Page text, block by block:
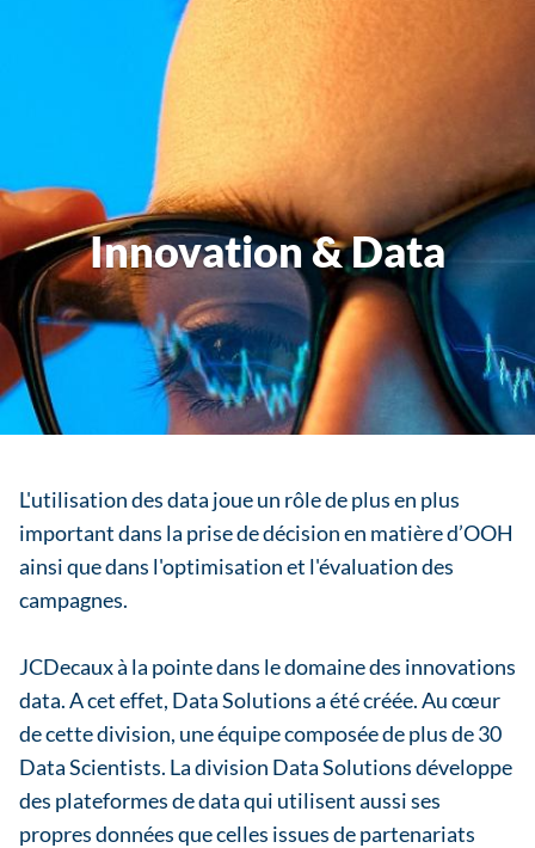
Innovation & Data
L'utilisation des data joue un rôle de plus en plus
important dans la prise de décision en matière d’OOH
ainsi que dans l'optimisation et l'évaluation des
campagnes.
JCDecaux à la pointe dans le domaine des innovations
data. A cet effet, Data Solutions a été créée. Au cœur
de cette division, une équipe composée de plus de 30
Data Scientists. La division Data Solutions développe
des plateformes de data qui utilisent aussi ses
propres données que celles issues de partenariats